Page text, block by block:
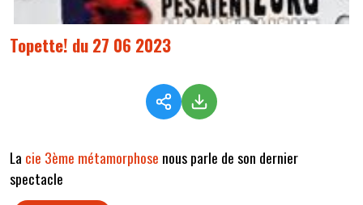
Topette! du 27 06 2023
La cie 3ème métamorphose nous parle de son dernier
spectacle